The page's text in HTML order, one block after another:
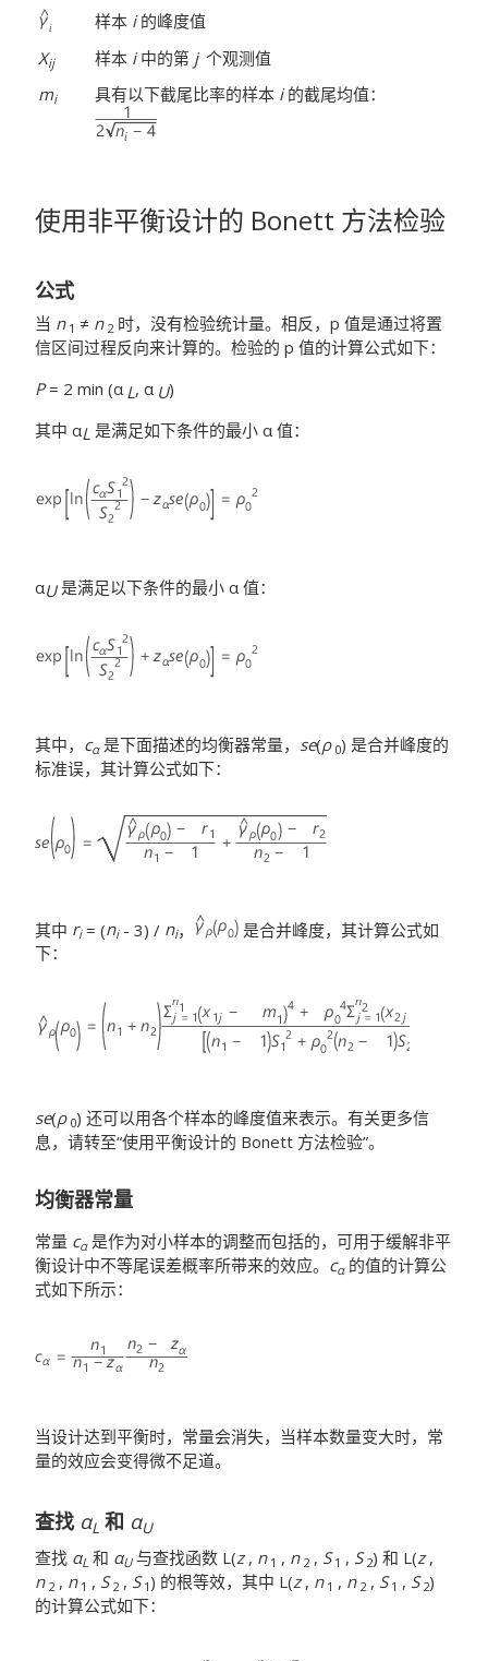
样本 i的峰度值
Xij 样本 i中的第 j 个观测值
mi 具有以下截尾比率的样本 i的截尾均值：
使用非平衡设计的 Bonett 方法检验
公式
当 n 1 ≠ n 2 时，没有检验统计量。相反，p 值是通过将置
信区间过程反向来计算的。检验的 p 值的计算公式如下：
P= 2 min (α L, α U)
其中 αL 是满足如下条件的最小 α 值：
αU是满足以下条件的最小 α 值：
其中， cα是下面描述的均衡器常量， se(ρ 0) 是合并峰度的
标准误，其计算公式如下：
其中 ri= (ni- 3) / ni，
是合并峰度，其计算公式如
下：
se(ρ 0) 还可以用各个样本的峰度值来表示。有关更多信
息，请转至“使用平衡设计的 Bonett 方法检验”。
均衡器常量
常量 cα是作为对小样本的调整而包括的，可用于缓解非平
衡设计中不等尾误差概率所带来的效应。 cα的值的计算公
式如下所示：
当设计达到平衡时，常量会消失，当样本数量变大时，常
量的效应会变得微不足道。
查找 αL 和 αU
查找 αL 和 αU与查找函数 L(z, n 1 , n 2 , S 1 , S 2) 和 L(z,
n 2 , n 1 , S 2 , S 1 ) 的根等效，其中 L(z, n 1 , n 2 , S 1 , S 2)
的计算公式如下：